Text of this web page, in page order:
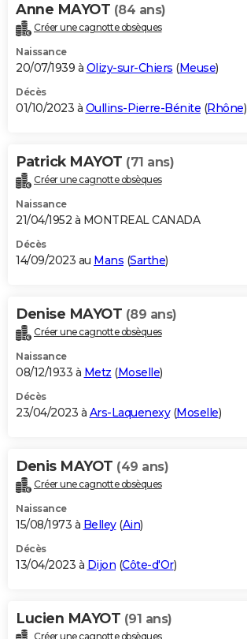
Anne MAYOT (84 ans)
Créer une cagnotte obsèques
Naissance
20/07/1939 à Olizy-sur-Chiers (Meuse)
Décès
01/10/2023 à Oullins-Pierre-Bénite (Rhône)
Patrick MAYOT (71 ans)
Créer une cagnotte obsèques
Naissance
21/04/1952 à MONTREAL CANADA
Décès
14/09/2023 au Mans (Sarthe)
Denise MAYOT (89 ans)
Créer une cagnotte obsèques
Naissance
08/12/1933 à Metz (Moselle)
Décès
23/04/2023 à Ars-Laquenexy(Moselle)
Denis MAYOT (49 ans)
Créer une cagnotte obsèques
Naissance
15/08/1973 à Belley(Ain)
Décès
13/04/2023 à Dijon (Côte-d'Or)
Lucien MAYOT (91 ans)
Créer une cagnotte obsèques